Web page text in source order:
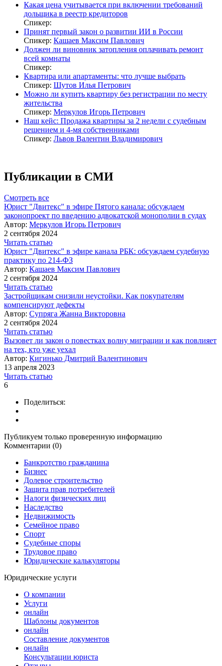
Какая цена учитывается при включении требований
дольщика в реестр кредиторов
Спикер:
Принят первый закон о развитии ИИ в России
Спикер: Кашаев Максим Павлович
Должен ли виновник затопления оплачивать ремонт
всей комнаты
Спикер:
Квартира или апартаменты: что лучше выбрать
Спикер: Шутов Илья Петрович
Можно ли купить квартиру без регистрации по месту
жительства
Спикер: Меркулов Игорь Петрович
Наш кейс: Продажа квартиры за 2 недели с судебным
решением и 4-мя собственниками
Спикер: Львов Валентин Владимирович
Публикации в СМИ
Смотреть все
Юрист "Двитекс" в эфире Пятого канала: обсуждаем
законопроект по введению адвокатской монополии в судах
Автор: Меркулов Игорь Петрович
2 сентября 2024
Читать статью
Юрист "Двитекс" в эфире канала РБК: обсуждаем судебную
практику по 214-ФЗ
Автор: Кашаев Максим Павлович
2 сентября 2024
Читать статью
Застройщикам снизили неустойки. Как покупателям
компенсируют дефекты
Автор: Супряга Жанна Викторовна
2 сентября 2024
Читать статью
Вызовет ли закон о повестках волну миграции и как повлияет
на тех, кто уже уехал
Автор: Кигинько Дмитрий Валентинович
13 апреля 2023
Читать статью
6
Поделиться:
Публикуем только проверенную информацию
Комментарии (0)
Банкротство гражданина
Бизнес
Долевое строительство
Защита прав потребителей
Налоги физических лиц
Наследство
Недвижимость
Семейное право
Спорт
Судебные споры
Трудовое право
Юридические калькуляторы
Юридические услуги
О компании
Услуги
онлайн
Шаблоны документов
онлайн
Составление документов
онлайн
Консультации юриста